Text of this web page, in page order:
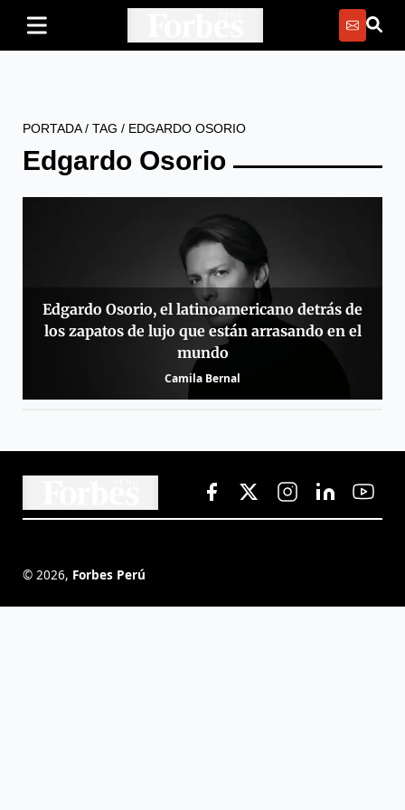
PORTADA/ TAG / EDGARDO OSORIO
Edgardo Osorio
Edgardo Osorio, el latinoamericano detrás de
los zapatos de lujo que están arrasando en el
mundo
Camila Bernal
© 2026, Forbes Perú